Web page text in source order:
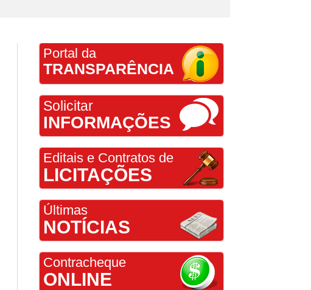
Portal da
TRANSPARÊNCIA
Solicitar
INFORMAÇÕES
Editais e Contratos de
LICITAÇÕES
Últimas
NOTÍCIAS
Contracheque
ONLINE